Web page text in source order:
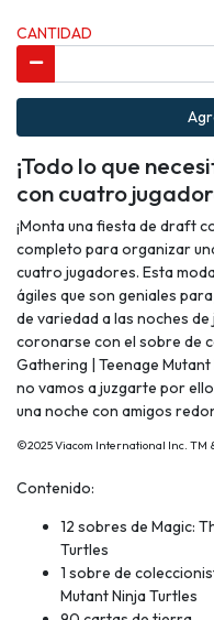
CANTIDAD
¡Todo lo que
con cuatro
¡Monta una fiesta de draft
completo para organizar
cuatro jugadores. Esta
ágiles que son geniales
de variedad a las noches
coronarse con el sobre de
Gathering | Teenage
no vamos a juzgarte por
una noche con amigos
©2025 Viacom International Inc. TM
Contenido:
12 sobres de Magic:
Turtles
1 sobre de
Mutant Ninja Turtles